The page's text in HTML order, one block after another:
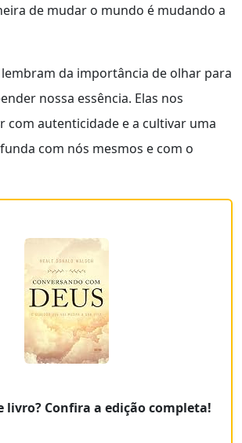
de mudar o mundo é mudando a
lembram da importância de olhar para
nossa essência. Elas nos
com autenticidade e a cultivar uma
com nós mesmos e com o
livro? Confira a edição completa!